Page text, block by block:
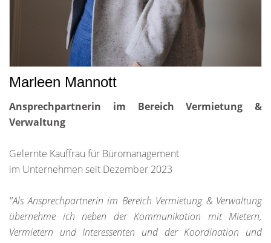
Marleen Mannott
Ansprechpartnerin im Bereich Vermietung &
Verwaltung
Gelernte Kauffrau für Büromanagement
im Unternehmen seit Dezember 2023
"Als Ansprechpartnerin im Bereich Vermietung & Verwaltung
übernehme ich neben der Kommunikation mit Mietern,
Vermietern und Interessenten und der Koordination und